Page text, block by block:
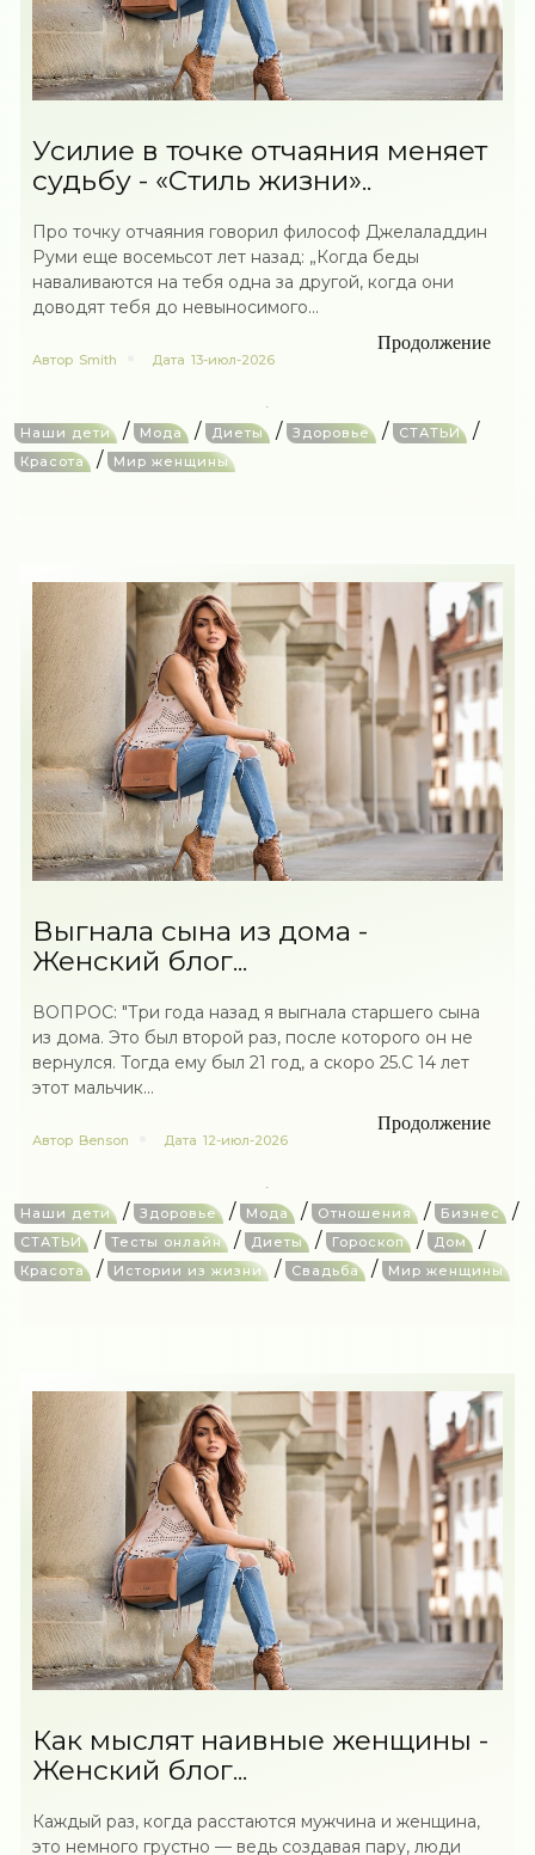
Усилие в точке отчаяния меняет
судьбу - «Стиль жизни»..
Про точку отчаяния говорил философ Джелаладдин
Руми еще восемьсот лет назад: „Когда беды
наваливаются на тебя одна за другой, когда они
доводят тебя до невыносимого...
Продолжение
Автор Smith Дата 13-июл-2026
Наши дети / Мода / Диеты / Здоровье / СТАТЬИ /
Красота / Мир женщины
Выгнала сына из дома -
Женский блог...
ВОПРОС: "Три года назад я выгнала старшего сына
из дома. Это был второй раз, после которого он не
вернулся. Тогда ему был 21 год, а скоро 25.С 14 лет
этот мальчик...
Продолжение
Автор Benson Дата 12-июл-2026
Наши дети / Здоровье / Мода / Отношения / Бизнес /
СТАТЬИ / Тесты онлайн / Диеты / Гороскоп / Дом /
Красота / Истории из жизни / Свадьба / Мир женщины
Как мыслят наивные женщины -
Женский блог...
Каждый раз, когда расстаются мужчина и женщина,
это немного грустно — ведь создавая пару, люди